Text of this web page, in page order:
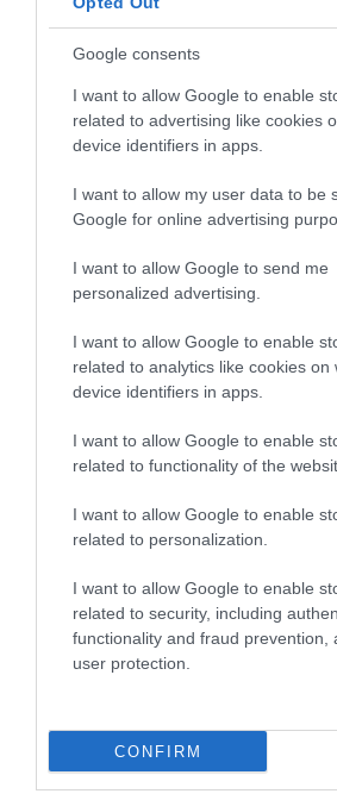
Google consents
I want to allow Google to enable
related to advertising like cookies
device identifiers in apps.
I want to allow my user data to be
Google for online advertising
I want to allow Google to send me
personalized advertising.
I want to allow Google to enable
related to analytics like cookies on
device identifiers in apps.
I want to allow Google to enable
related to functionality of the
I want to allow Google to enable
related to personalization.
I want to allow Google to enable
related to security, including
functionality and fraud prevention,
user protection.
CONFIRM
balsámicos muy característicos
boca es sabroso y
Platos recomendados Mariscos,
Ingredientes y alérgenos
contiene sulfitos
Evolución del
Histórico de precios desde el